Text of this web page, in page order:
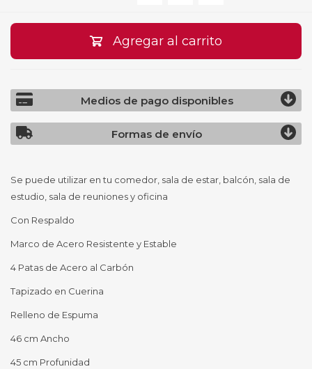
Agregar al carrito
Medios de pago disponibles
Formas de envío
Se puede utilizar en tu comedor, sala de estar, balcón, sala de
estudio, sala de reuniones y oficina
Con Respaldo
Marco de Acero Resistente y Estable
4 Patas de Acero al Carbón
Tapizado en Cuerina
Relleno de Espuma
46 cm Ancho
45 cm Profunidad